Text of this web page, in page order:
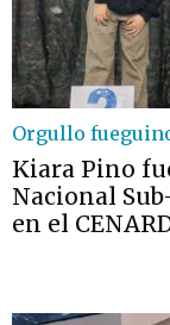
Orgullo
Kiara Pino
Nacional
en el